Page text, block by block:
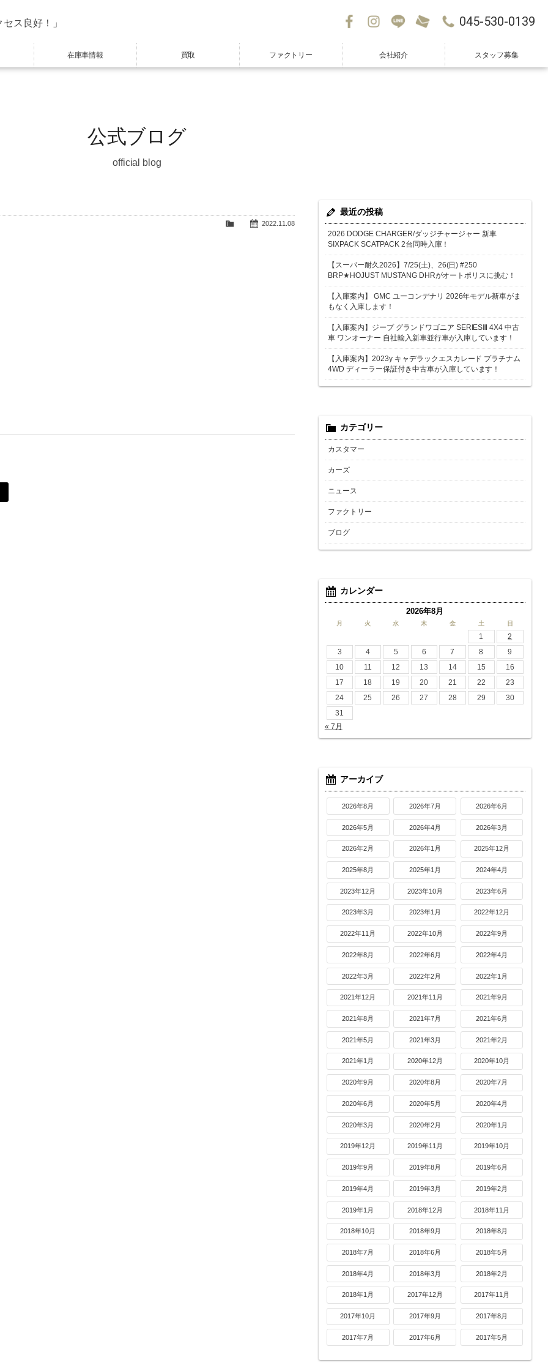
ス良好！」 045-530-0139
在庫車情報 買取 ファクトリー 会社紹介 スタッフ募集
公式ブログ
official blog
2022.11.08
最近の投稿
2026 DODGE CHARGER/ダッジチャージャー 新車
SIXPACK SCATPACK 2台同時入庫！
【スーパー耐久2026】7/25(土)、26(日) #250
BRP★HOJUST MUSTANG DHRがオートポリスに挑む！
【入庫案内】 GMC ユーコンデナリ 2026年モデル新車がま
もなく入庫します！
【入庫案内】ジープ グランドワゴニア SERIESⅢ 4X4 中古
車 ワンオーナー 自社輸入新車並行車が入庫しています！
【入庫案内】2023y キャデラックエスカレード プラチナム
4WD ディーラー保証付き中古車が入庫しています！
カテゴリー
カスタマー
カーズ
ニュース
ファクトリー
ブログ
カレンダー
2026年8月
月 火 水 木 金 土 日
1
2
3
4 5 6 7 8
9
10
11 12 13 14 15
16
17
18 19 20 21 22
23
24
25 26 27 28 29
30
31
« 7月
アーカイブ
2026年8月 2026年7月 2026年6月
2026年5月 2026年4月 2026年3月
2026年2月 2026年1月 2025年12月
2025年8月 2025年1月 2024年4月
2023年12月 2023年10月 2023年6月
2023年3月 2023年1月 2022年12月
2022年11月 2022年10月 2022年9月
2022年8月 2022年6月 2022年4月
2022年3月 2022年2月 2022年1月
2021年12月 2021年11月 2021年9月
2021年8月 2021年7月 2021年6月
2021年5月 2021年3月 2021年2月
2021年1月 2020年12月 2020年10月
2020年9月 2020年8月 2020年7月
2020年6月 2020年5月 2020年4月
2020年3月 2020年2月 2020年1月
2019年12月 2019年11月 2019年10月
2019年9月 2019年8月 2019年6月
2019年4月 2019年3月 2019年2月
2019年1月 2018年12月 2018年11月
2018年10月 2018年9月 2018年8月
2018年7月 2018年6月 2018年5月
2018年4月 2018年3月 2018年2月
2018年1月 2017年12月 2017年11月
2017年10月 2017年9月 2017年8月
2017年7月 2017年6月 2017年5月